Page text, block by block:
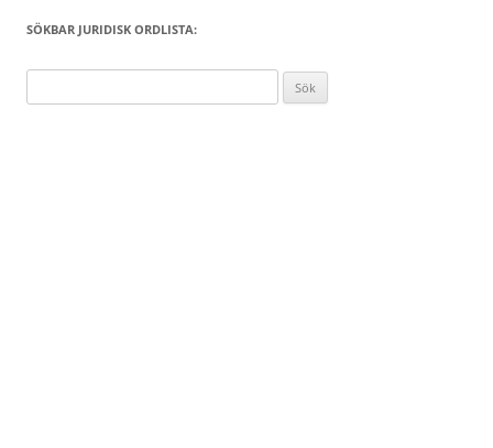
SÖKBAR JURIDISK ORDLISTA:
efter: